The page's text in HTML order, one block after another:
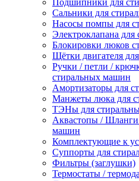
Подшипники для
Сальники для
Насосы помпы для
Электроклапана
Блокировки люков
Щётки двигателя
Ручки / петли /
стиральных машин
Амортизаторы для
Манжеты люка для
ТЭНы для
Аквастопы / Шланги
машин
Комплектующие к
Суппорты для
Фильтры (заглушки)
Термостаты /